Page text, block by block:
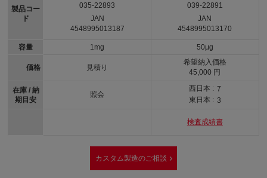
製品コー
ド
容量
価格
在庫 / 納
期目安
035-22893
JAN
4548995013187
1mg
見積り
照会
039-22891
JAN
4548995013170
50μg
希望納入価格
45,000 円
西日本 : 7
東日本 : 3
検査成績書
カスタム製造のご相談